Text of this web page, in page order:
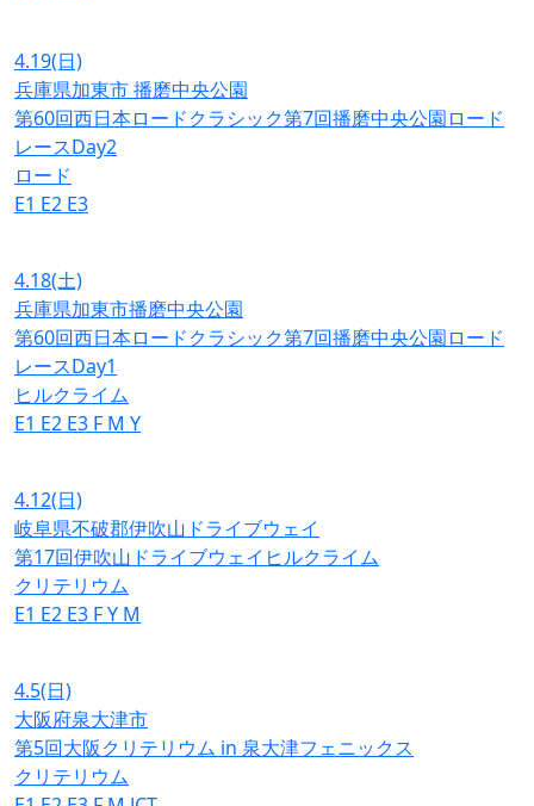
4.19(日)
兵庫県加東市 播磨中央公園
第60回西日本ロードクラシック第7回播磨中央公園ロード
レースDay2
ロード
E1 E2 E3
4.18(土)
兵庫県加東市播磨中央公園
第60回西日本ロードクラシック第7回播磨中央公園ロード
レースDay1
ヒルクライム
E1 E2 E3 F M Y
4.12(日)
岐阜県不破郡伊吹山ドライブウェイ
第17回伊吹山ドライブウェイヒルクライム
クリテリウム
E1 E2 E3 FY M
4.5(日)
大阪府泉大津市
第5回大阪クリテリウム in 泉大津フェニックス
クリテリウム